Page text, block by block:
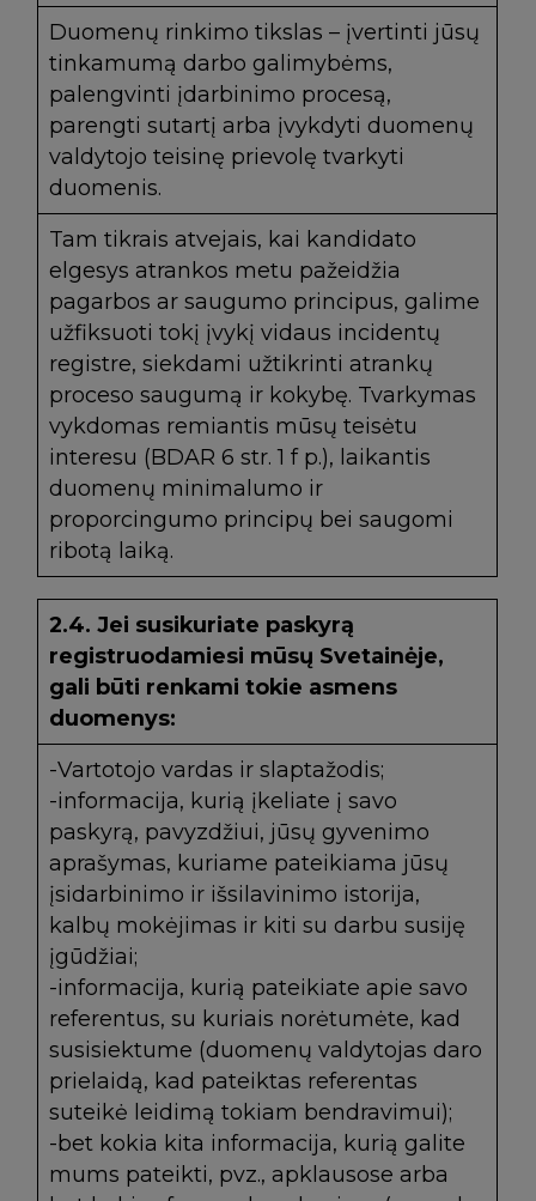
Duomenų rinkimo tikslas – įvertinti jūsų
tinkamumą darbo galimybėms,
palengvinti įdarbinimo procesą,
parengti sutartį arba įvykdyti duomenų
valdytojo teisinę prievolę tvarkyti
duomenis.
Tam tikrais atvejais, kai kandidato
elgesys atrankos metu pažeidžia
pagarbos ar saugumo principus, galime
užfiksuoti tokį įvykį vidaus incidentų
registre, siekdami užtikrinti atrankų
proceso saugumą ir kokybę. Tvarkymas
vykdomas remiantis mūsų teisėtu
interesu (BDAR 6 str. 1 f p.), laikantis
duomenų minimalumo ir
proporcingumo principų bei saugomi
ribotą laiką.
2.4. Jei susikuriate paskyrą
registruodamiesi mūsų Svetainėje,
gali būti renkami tokie asmens
duomenys:
-Vartotojo vardas ir slaptažodis;
-informacija, kurią įkeliate į savo
paskyrą, pavyzdžiui, jūsų gyvenimo
aprašymas, kuriame pateikiama jūsų
įsidarbinimo ir išsilavinimo istorija,
kalbų mokėjimas ir kiti su darbu susiję
įgūdžiai;
-informacija, kurią pateikiate apie savo
referentus, su kuriais norėtumėte, kad
susisiektume (duomenų valdytojas daro
prielaidą, kad pateiktas referentas
suteikė leidimą tokiam bendravimui);
-bet kokia kita informacija, kurią galite
mums pateikti, pvz., apklausose arba